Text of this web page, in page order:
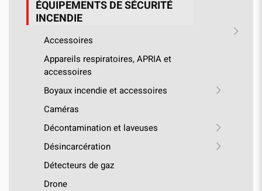
ÉQUIPEMENTS DE SÉCURITÉ
INCENDIE
Accessoires
Appareils respiratoires, APRIA et
accessoires
Boyaux incendie et accessoires
Caméras
Décontamination et laveuses
Désincarcération
Détecteurs de gaz
Drone